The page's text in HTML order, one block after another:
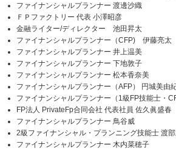
ファイナンシャルプランナー 渡邊沙織
ＦＰファクトリー 代表 小澤昭彦
金融ライター/ディレクター 池田昇太
ファイナンシャルプランナー（CFP) 伊藤亮太
ファイナンシャルプランナー 井上温美
ファイナンシャルプランナー 下地敦子
ファイナンシャルプランナー 松本香奈美
ファイナンシャルプランナー（AFP） 円城美由
ファイナンシャルプランナー（1級FP技能士・
FP法人 PrivateFp合同会社 代表社員 佐久眞盛春
ファイナンシャルプランナー 鳥谷威
2級ファイナンシャル・プランニング技能士 渡
ファイナンシャルプランナー 木内菜穂子